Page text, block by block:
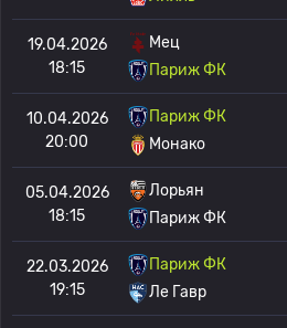
19.04.2026
18:15
Мец
Париж ФК
10.04.2026
20:00
Париж ФК
Монако
05.04.2026
18:15
Лорьян
Париж ФК
22.03.2026
19:15
Париж ФК
Ле Гавр